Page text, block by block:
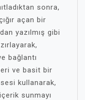
sonra,
açan bir
yazılmış gibi
bağlantı
ve basit bir
kullanarak,
sunmayı